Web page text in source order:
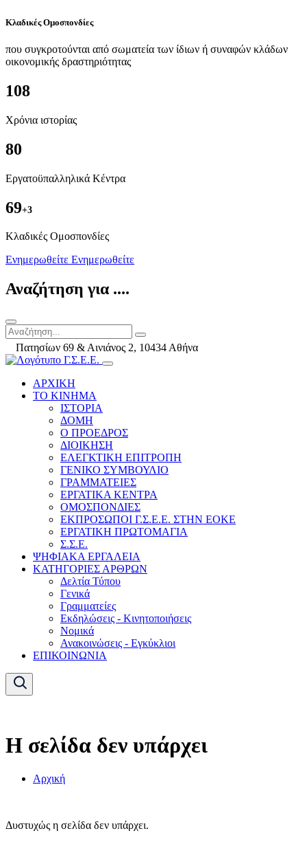
Κλαδικές Ομοσπονδίες
που συγκροτούνται από σωματεία των ίδιων ή συναφών κλάδων
οικονομικής δραστηριότητας
108
Χρόνια ιστορίας
80
Εργατοϋπαλληλικά Κέντρα
69+3
Kλαδικές Ομοσπονδίες
Ενημερωθείτε Ενημερωθείτε
Αναζήτηση για ....
Πατησίων 69 & Αινιάνος 2, 10434 Αθήνα
ΑΡΧΙΚΗ
ΤΟ ΚΙΝΗΜΑ
ΙΣΤΟΡΙΑ
ΔΟΜΗ
Ο ΠΡΟΕΔΡΟΣ
ΔΙΟΙΚΗΣΗ
ΕΛΕΓΚΤΙΚΗ ΕΠΙΤΡΟΠΗ
ΓΕΝΙΚΟ ΣΥΜΒΟΥΛΙΟ
ΓΡΑΜΜΑΤΕΙΕΣ
ΕΡΓΑΤΙΚΑ ΚΕΝΤΡΑ
ΟΜΟΣΠΟΝΔΙΕΣ
ΕΚΠΡΟΣΩΠΟΙ Γ.Σ.Ε.Ε. ΣΤΗΝ ΕΟΚΕ
ΕΡΓΑΤΙΚΗ ΠΡΩΤΟΜΑΓΙΑ
Σ.Σ.Ε.
ΨΗΦΙΑΚΑ ΕΡΓΑΛΕΙΑ
ΚΑΤΗΓΟΡΙΕΣ ΑΡΘΡΩΝ
Δελτία Τύπου
Γενικά
Γραμματείες
Εκδηλώσεις - Κινητοποιήσεις
Νομικά
Ανακοινώσεις - Εγκύκλιοι
ΕΠΙΚΟΙΝΩΝΙΑ
Η σελίδα δεν υπάρχει
Αρχική
Δυστυχώς η σελίδα δεν υπάρχει.